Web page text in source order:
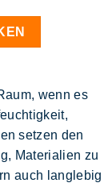
wenn es
setzen den
Materialien zu
auch langlebig